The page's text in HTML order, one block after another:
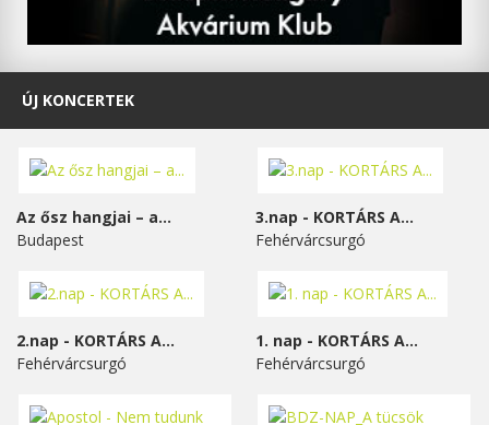
ÚJ KONCERTEK
Az ősz hangjai – a...
Budapest
3.nap - KORTÁRS A...
Fehérvárcsurgó
2.nap - KORTÁRS A...
Fehérvárcsurgó
1. nap - KORTÁRS A...
Fehérvárcsurgó